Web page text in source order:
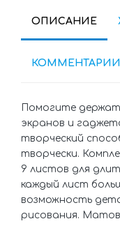
ОПИСАНИЕ
КОММЕНТАРИИ
Помогите
экранов и
творческий
творчески.
9 листов для
каждый лист
возможность
рисования.